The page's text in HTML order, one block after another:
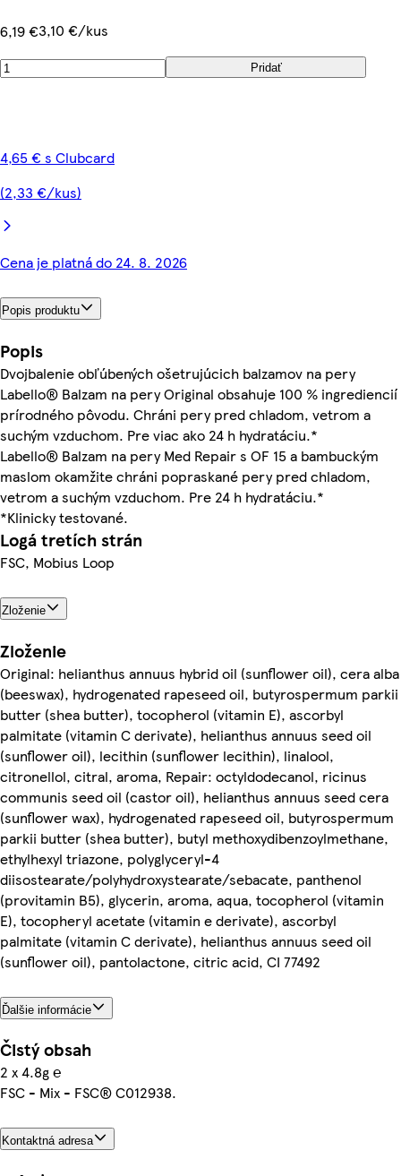
6,19 €3,10 €/kus
Pridať
4,65 € s Clubcard
(2,33 €/kus)
Cena je platná do 24. 8. 2026
Popis produktu
Popis
Dvojbalenie obľúbených ošetrujúcich balzamov na pery
Labello® Balzam na pery Original obsahuje 100 % ingrediencií
prírodného pôvodu. Chráni pery pred chladom, vetrom a
suchým vzduchom. Pre viac ako 24 h hydratáciu.*
Labello® Balzam na pery Med Repair s OF 15 a bambuckým
maslom okamžite chráni popraskané pery pred chladom,
vetrom a suchým vzduchom. Pre 24 h hydratáciu.*
*Klinicky testované.
Logá tretích strán
FSC, Mobius Loop
Zloženie
Zloženie
Original: helianthus annuus hybrid oil (sunflower oil), cera alba
(beeswax), hydrogenated rapeseed oil, butyrospermum parkii
butter (shea butter), tocopherol (vitamin E), ascorbyl
palmitate (vitamin C derivate), helianthus annuus seed oil
(sunflower oil), lecithin (sunflower lecithin), linalool,
citronellol, citral, aroma, Repair: octyldodecanol, ricinus
communis seed oil (castor oil), helianthus annuus seed cera
(sunflower wax), hydrogenated rapeseed oil, butyrospermum
parkii butter (shea butter), butyl methoxydibenzoylmethane,
ethylhexyl triazone, polyglyceryl-4
diisostearate/polyhydroxystearate/sebacate, panthenol
(provitamin B5), glycerin, aroma, aqua, tocopherol (vitamin
E), tocopheryl acetate (vitamin e derivate), ascorbyl
palmitate (vitamin C derivate), helianthus annuus seed oil
(sunflower oil), pantolactone, citric acid, CI 77492
Ďalšie informácie
Čistý obsah
2 x 4.8g ℮
FSC - Mix - FSC® C012938.
Kontaktná adresa